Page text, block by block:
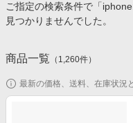
百貨店・総合ECモール
食品・スイーツ・お酒
コスメ・健康・医薬品
イベント一覧
初回購入者限定特典
対象ストア新規限定特典
ご指定の検索条件で「
見つかりませんでした。
商品一覧 （ 1,260件）
最新の価格、送料、在庫状況